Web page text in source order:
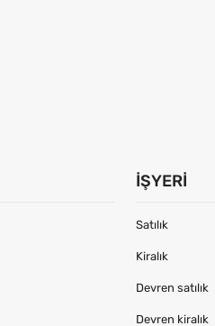
İŞYERI
Satılık
Kiralık
Devren satılık
Devren kiralık